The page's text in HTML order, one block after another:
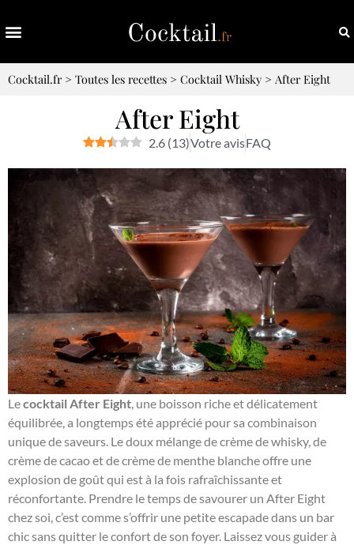
Cocktail.fr> Toutes les recettes > Cocktail Whisky > After Eight
After Eight
2.6 (13)Votre avisFAQ
Lecocktail After Eight, une boisson riche et délicatement
équilibrée, a longtemps été apprécié pour sa combinaison
unique de saveurs. Le doux mélange de crème de whisky, de
crème de cacao et de crème de menthe blanche offre une
explosion de goût qui est à la fois rafraîchissante et
réconfortante. Prendre le temps de savourer un After Eight
chez soi, c’est comme s’offrir une petite escapade dans un bar
chic sans quitter le confort de son foyer. Laissez vous guider à